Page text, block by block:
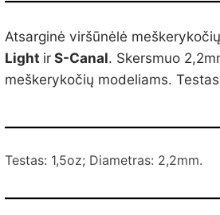
Atsarginė viršūnėlė
Light irS-Canal. Skersmuo
meškerykočių modeliams. Testas
Testas: 1,5oz; Diametras: 2,2mm.